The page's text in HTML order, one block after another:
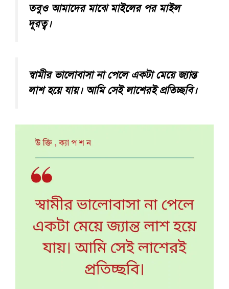
তবুও আমাদের মাঝে মাইলের পর মাইল
দূরত্ব।
স্বামীর ভালোবাসা না পেলে একটা মেয়ে জ্যান্ত
লাশ হয়ে যায়। আমি সেই লাশেরই প্রতিচ্ছবি।